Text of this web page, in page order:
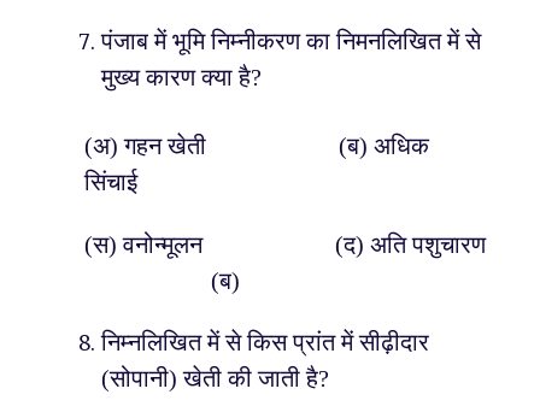
पंजाब में भूमि निम्नीकरण का निमनलिखित में से
मुख्य कारण क्या है?
(अ) गहन खेती (ब) अधिक
सिंचाई
(स) वनोन्मूलन (द) अति पशुचारण
(ब)
निम्नलिखित में से किस प्रांत में सीढ़ीदार
(सोपानी) खेती की जाती है?